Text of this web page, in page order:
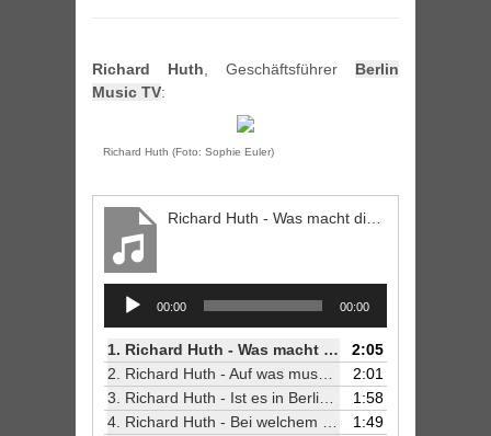
Richard Huth , Geschäftsführer Berlin
Music TV:
Richard Huth (Foto: Sophie Euler)
Richard Huth - Was macht dich stolz darauf, in Berlin zu leben?
Audio
Player
00:00 00:00
1. Richard Huth - Was macht dich stolz darauf, in Berlin zu leben?
2:05
2. Richard Huth - Auf was muss man als Nachwuchsband/-DJ besonders achten, wenn man in Berlin erfolgreich sein möchte?
2:01
3. Richard Huth - Ist es in Berlin einfacher oder schwieriger als Newcomer zu starten?
1:58
4. Richard Huth - Bei welchem Trend bist du froh, dass Berlin ihn überstanden hat?
1:49